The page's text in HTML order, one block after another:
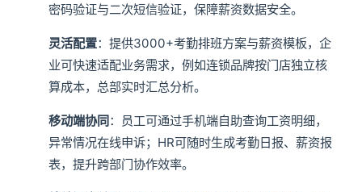
密码验证与二次短信验证，保障薪资数据安全。
灵活配置：提供3000+考勤排班方案与薪资模板，企
业可快速适配业务需求，例如连锁品牌按门店独立核
算成本，总部实时汇总分析。
移动端协同：员工可通过手机端自助查询工资明细，
异常情况在线申诉；HR可随时生成考勤日报、薪资报
表，提升跨部门协作效率。